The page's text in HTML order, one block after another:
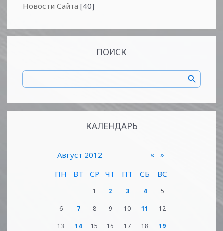
Новости Сайта [40]
ПОИСК
КАЛЕНДАРЬ
«
Август 2012
»
ПН
ВТ СР ЧТ ПТ СБ ВС
1 2 3 4 5
6 7 8 9 10 11 12
13 14 15 16 17 18 19